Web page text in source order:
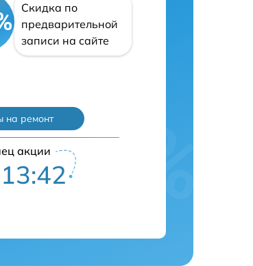
Скидка по
предварительной
записи на сайте
на ремонт
акции